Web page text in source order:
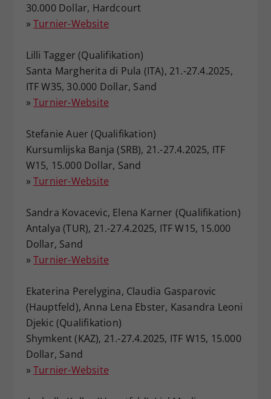
30.000 Dollar, Hardcourt
» Turnier-Website
Lilli Tagger (Qualifikation)
Santa Margherita di Pula (ITA), 21.-27.4.2025,
ITF W35, 30.000 Dollar, Sand
» Turnier-Website
Stefanie Auer (Qualifikation)
Kursumlijska Banja (SRB), 21.-27.4.2025, ITF
W15, 15.000 Dollar, Sand
» Turnier-Website
Sandra Kovacevic, Elena Karner (Qualifikation)
Antalya (TUR), 21.-27.4.2025, ITF W15, 15.000
Dollar, Sand
» Turnier-Website
Ekaterina Perelygina, Claudia Gasparovic
(Hauptfeld), Anna Lena Ebster, Kasandra Leoni
Djekic (Qualifikation)
Shymkent (KAZ), 21.-27.4.2025, ITF W15, 15.000
Dollar, Sand
» Turnier-Website